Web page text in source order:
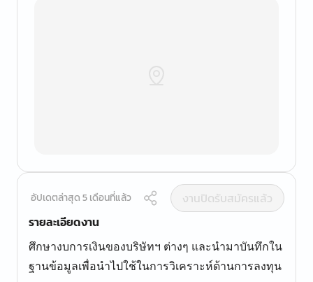
อัปเดตล่าสุด 5 เดือนที่แล้ว
งานปิดรับสมัครแล้ว
รายละเอียดงาน
ศึกษางบการเงินของบริษัทฯ ต่างๆ และนำมาบันทึกใน
ฐานข้อมูลเพื่อนำไปใช้ในการวิเคราะห์ด้านการลงทุน